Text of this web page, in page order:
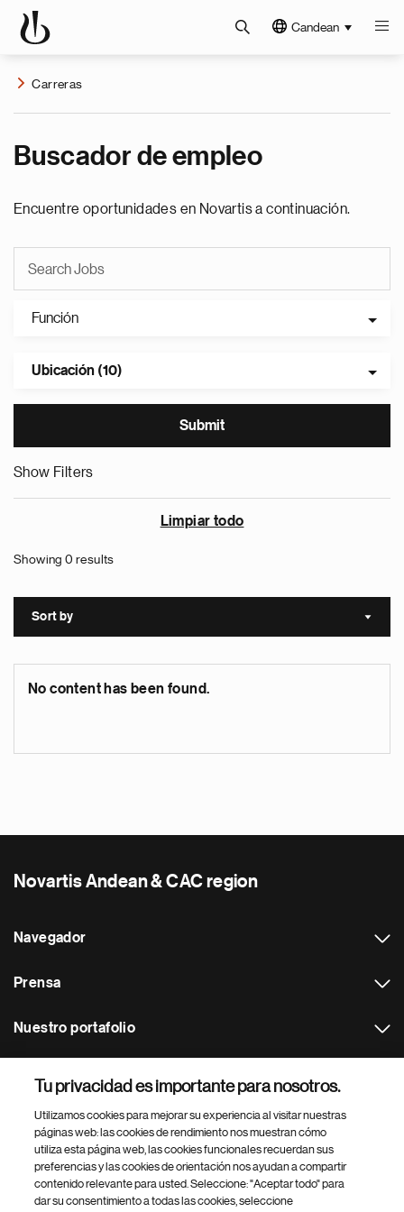
Candean
Carreras
Buscador de empleo
Encuentre oportunidades en Novartis a continuación.
Función
Ubicación (10)
Show Filters
Limpiar todo
Showing 0 results
Sort by Sort
No content has been found.
Novartis Andean & CAC region
Navegador
Prensa
Nuestro portafolio
Footer Site Search
Tu privacidad es importante para nosotros.
Utilizamos cookies para mejorar su experiencia al visitar nuestras
páginas web: las cookies de rendimiento nos muestran cómo
utiliza esta página web, las cookies funcionales recuerdan sus
preferencias y las cookies de orientación nos ayudan a compartir
contenido relevante para usted. Seleccione: "Aceptar todo" para
dar su consentimiento a todas las cookies, seleccione